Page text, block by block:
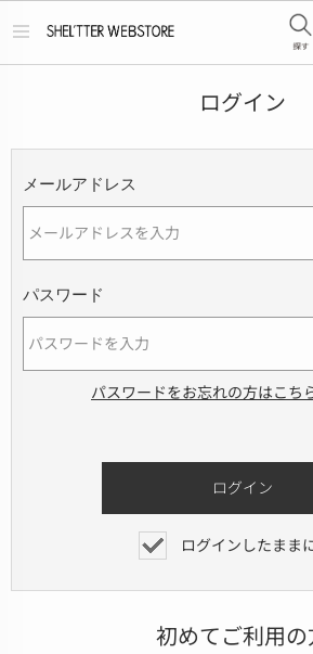
メ
ログイン
メールアドレス
パスワード
パスワードをお忘れの方はこち
ログインしたまま
初めてご利用の